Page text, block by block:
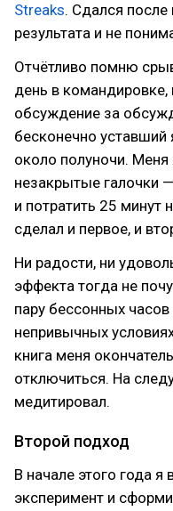
Streaks. Сдался после
результата и не
Отчётливо помню
день в командировке,
обсуждение за
бесконечно уставший
около полуночи.
незакрытые галочки
и потратить 25 минут
сделал и первое, и
Ни радости, ни
эффекта тогда не
пару бессонных
непривычных
книга меня
отключиться. На
медитировал.
Второй подход
В начале этого года я
эксперимент и